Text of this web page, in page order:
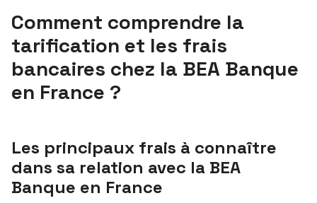
Comment comprendre la
tarification et les frais
bancaires chez la BEA Banque
en France ?
Les principaux frais à connaître
dans sa relation avec la BEA
Banque en France